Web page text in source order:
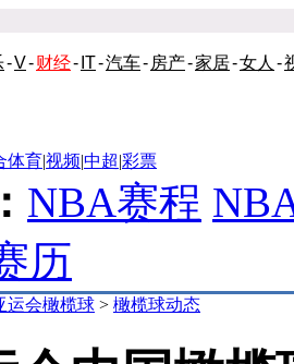
-V-财经- IT-汽车- 房产-家居-女人 -
体育|视频|中超|彩票
NBA赛程
历
运会橄榄球 > 橄榄球动态